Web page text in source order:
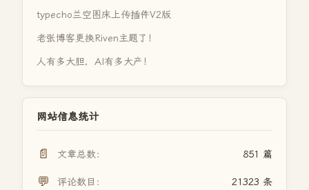
typecho兰空图床上传插件V2版
老张博客更换Riven主题了！
人有多大胆，AI有多大产！
网站信息统计
📄 文章总数： 851 篇
💬 评论数目： 21323 条